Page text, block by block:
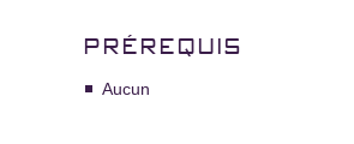
PRÉREQUIS
Aucun